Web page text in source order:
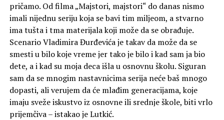
pričamo. Od filma „Majstori, majstori“ do danas nismo
imali nijednu seriju koja se bavi tim miljeom, a stvarno
ima tušta i tma materijala koji može da se obrađuje.
Scenario Vladimira Đurđevića je takav da može da se
smesti u bilo koje vreme jer tako je bilo i kad sam ja bio
dete, a i kad su moja deca išla u osnovnu školu. Siguran
sam da se mnogim nastavnicima serija neće baš mnogo
dopasti, ali verujem da će mlađim generacijama, koje
imaju sveže iskustvo iz osnovne ili srednje škole, biti vrlo
prijemčiva – istakao je Lutkić.